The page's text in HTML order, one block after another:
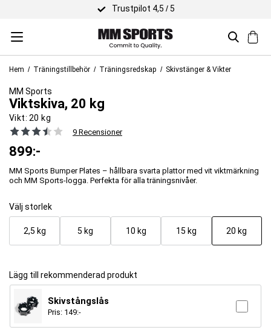
Hem Träningstillbehör Träningsredskap Skivstänger & Vikter
MM Sports
Viktskiva, 20 kg
Vikt: 20 kg
9 Recensioner
899:-
MM Sports Bumper Plates – hållbara svarta plattor med vit viktmärkning
och MM Sports-logga. Perfekta för alla träningsnivåer.
Välj storlek
2,5 kg 5 kg 10 kg 15 kg 20 kg
Lägg till rekommenderad produkt
Skivstångslås
Pris: 149:-